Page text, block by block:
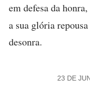
em defesa da
a sua glória
desonra.
23 DE